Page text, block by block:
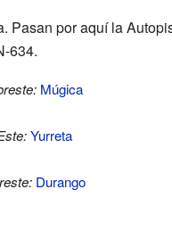
Pasan por aquí la
634.
Múgica
Yurreta
Durango